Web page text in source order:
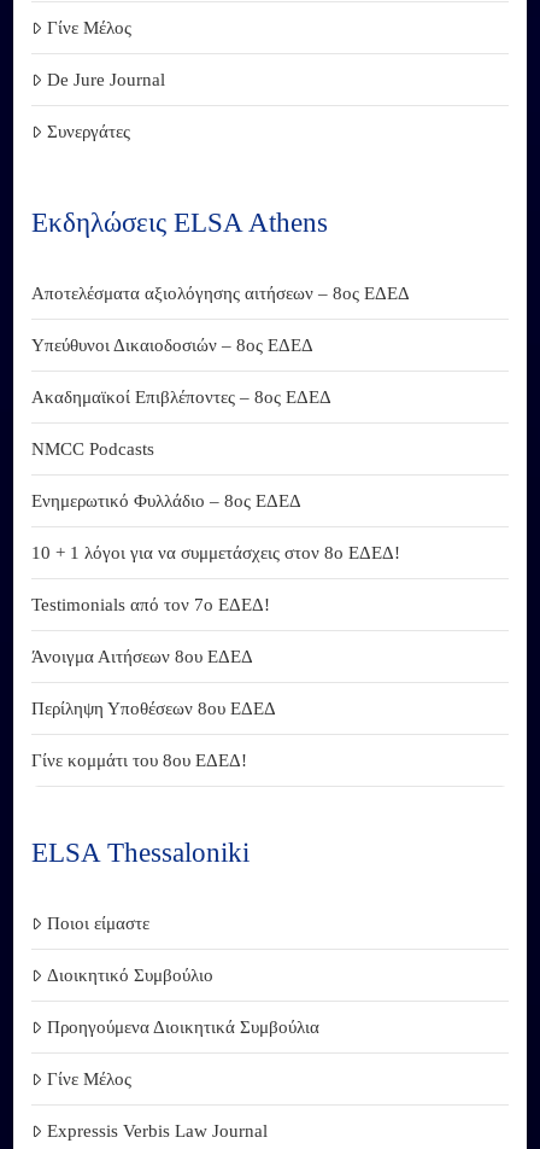
Γίνε Μέλος
De Jure Journal
Συνεργάτες
Εκδηλώσεις ELSA Athens
Αποτελέσματα αξιολόγησης αιτήσεων – 8ος ΕΔΕΔ
Υπεύθυνοι Δικαιοδοσιών – 8ος ΕΔΕΔ
Ακαδημαϊκοί Επιβλέποντες – 8ος ΕΔΕΔ
NMCC Podcasts
Ενημερωτικό Φυλλάδιο – 8ος ΕΔΕΔ
10 + 1 λόγοι για να συμμετάσχεις στον 8ο ΕΔΕΔ!
Testimonials από τον 7ο ΕΔΕΔ!
Άνοιγμα Αιτήσεων 8ου ΕΔΕΔ
Περίληψη Υποθέσεων 8ου ΕΔΕΔ
Γίνε κομμάτι του 8ου ΕΔΕΔ!
ELSA Thessaloniki
Ποιοι είμαστε
Διοικητικό Συμβούλιο
Προηγούμενα Διοικητικά Συμβούλια
Γίνε Μέλος
Expressis Verbis Law Journal